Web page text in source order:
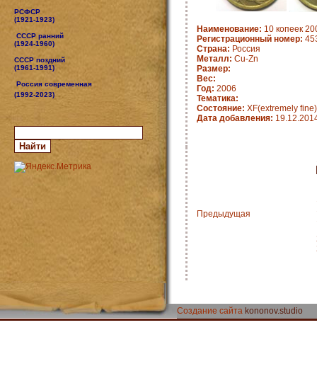
РСФСР
(1921-1923)
СССР ранний
(1924-1960)
СССР поздний
(1961-1991)
Россия современная
(1992-2023)
Наименование: 10 копеек
Регистрационный номер:
Страна: Россия
Металл: Cu-Zn
Размер:
Вес:
Год: 2006
Тематика:
Состояние: XF(extremely fine)
Дата добавления:
Предыдущая
Создание сайта kononov.studio